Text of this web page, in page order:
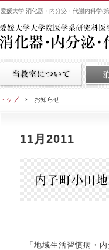
愛媛大学 消化器・内分泌・代謝内科学(
トップ› お知らせ
11月2011
内子町小田
「地域生活習慣病・